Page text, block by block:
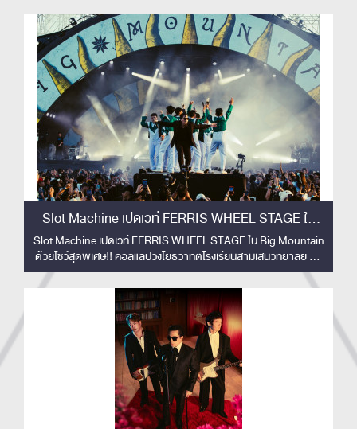
Slot Machine เปิดเวที FERRIS WHEEL STAGE ใน
Big Mountain ด้วยโชว์สุดพิเศษ!!
Slot Machine เปิดเวที FERRIS WHEEL STAGE ใน Big Mountain
ด้วยโชว์สุดพิเศษ!! คอลแลปวงโยธวาทิตโรงเรียนสามเสนวิทยาลัย 33
ชีวิต สร้างโมเมนต์ทัชใจผู้ชม